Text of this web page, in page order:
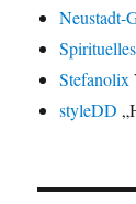
Neustadt-
Stefanolix
styleDD